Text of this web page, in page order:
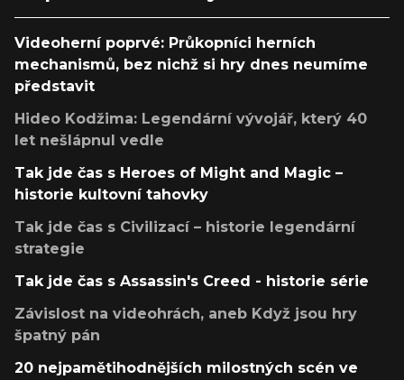
Videoherní poprvé: Průkopníci herních
mechanismů, bez nichž si hry dnes neumíme
představit
Hideo Kodžima: Legendární vývojář, který 40
let nešlápnul vedle
Tak jde čas s Heroes of Might and Magic –
historie kultovní tahovky
Tak jde čas s Civilizací – historie legendární
strategie
Tak jde čas s Assassin's Creed - historie série
Závislost na videohrách, aneb Když jsou hry
špatný pán
20 nejpamětihodnějších milostných scén ve